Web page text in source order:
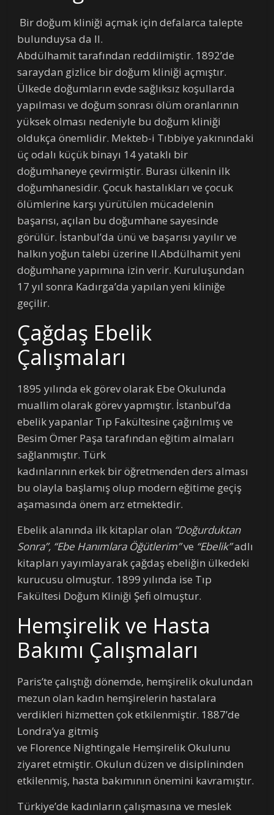
Bir doğum kliniği açmak için defalarca talepte
bulunduysa da II.
Abdülhamit tarafından reddilmiştir. 1892’de
saraydan gizlice bir doğum kliniği açmıştır.
Ülkede doğumların evde sağlıksız koşullarda
yapılması ve doğum sonrası ölüm oranlarının
yüksek olması nedeniyle bu doğum kliniği
oldukça önemlidir. Mekteb-i Tıbbiye yakınındaki
üç odalı küçük binayı 14 yataklı bir
doğumhaneye çevirmiştir. Burası ülkenin ilk
doğumhanesidir. Çocuk hastalıkları ve çocuk
ölümlerine karşı yürütülen mücadelenin
başarısı, açılan bu doğumhane sayesinde
görülür. İstanbul’da ünü ve başarısı yayılır ve
halkın yoğun talebi üzerine II.Abdülhamit yeni
doğumhane yapımına izin verir. Kuruluşundan
17 yıl sonra Kadırga’da yapılan yeni kliniğe
geçilir.
Çağdaş Ebelik
Çalışmaları
1895 yılında ek görev olarak Ebe Okulunda
muallim olarak görev yapmıştır. İstanbul’da
ebelik yapanlar Tıp Fakültesine çağırılmış ve
Besim Ömer Paşa tarafından eğitim almaları
sağlanmıştır. Türk
kadınlarının erkek bir öğretmenden ders alması
bu olayla başlamış olup modern eğitime geçiş
aşamasında önem arz etmektedir.
Ebelik alanında ilk kitaplar olan “Doğurduktan
Sonra”, “Ebe Hanımlara Öğütlerim”ve “Ebelik”adlı
kitapları yayımlayarak çağdaş ebeliğin ülkedeki
kurucusu olmuştur. 1899 yılında ise Tıp
Fakültesi Doğum Kliniği Şefi olmuştur.
Hemşirelik ve Hasta
Bakımı Çalışmaları
Paris’te çalıştığı dönemde, hemşirelik okulundan
mezun olan kadın hemşirelerin hastalara
verdikleri hizmetten çok etkilenmiştir. 1887’de
Londra’ya gitmiş
ve Florence Nightingale Hemşirelik Okulunu
ziyaret etmiştir. Okulun düzen ve disiplininden
etkilenmiş, hasta bakımının önemini kavramıştır.
Türkiye’de kadınların çalışmasına ve meslek